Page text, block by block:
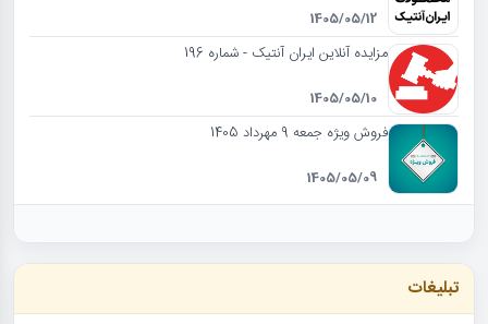
1405/05/12
مزایده آنلاین ایران آنتیک - شماره 196
1405/05/10
فروش ویژه جمعه 9 مهرداد 1405
1405/05/09
تبلیغات